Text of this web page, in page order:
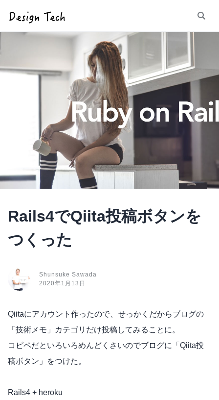
Rails4でQiita投稿ボタンを
つくった
Shunsuke Sawada
2020年1月13日
Qiitaにアカウント作ったので、せっかくだからブログの
「技術メモ」カテゴリだけ投稿してみることに。
コピペだといろいろめんどくさいのでブログに「Qiita投
稿ボタン」をつけた。
Rails4 + heroku